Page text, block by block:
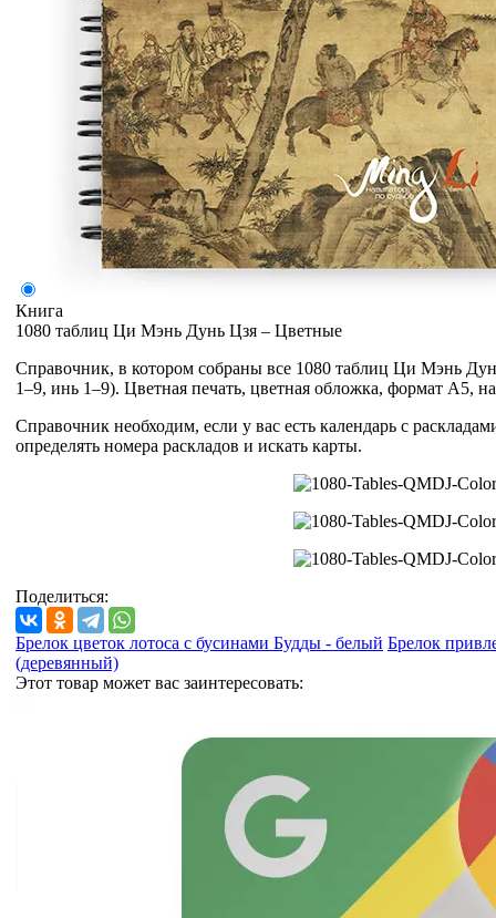
Книга
1080 таблиц Ци Мэнь Дунь Цзя – Цветные
Справочник, в котором собраны все 1080 таблиц Ци Мэнь
1–9, инь 1–9). Цветная печать, цветная обложка, формат А5,
Справочник необходим, если у вас есть календарь с
определять номера раскладов и искать карты.
Поделиться:
Брелок цветок лотоса с бусинами Будды - белый Брелок
(деревянный)
Этот товар может вас заинтересовать: